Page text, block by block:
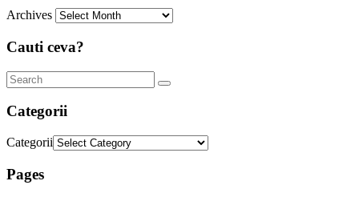
Archives
Cauti ceva?
Categorii
Categorii
Pages